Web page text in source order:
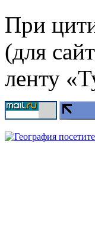
При
(для
ленту